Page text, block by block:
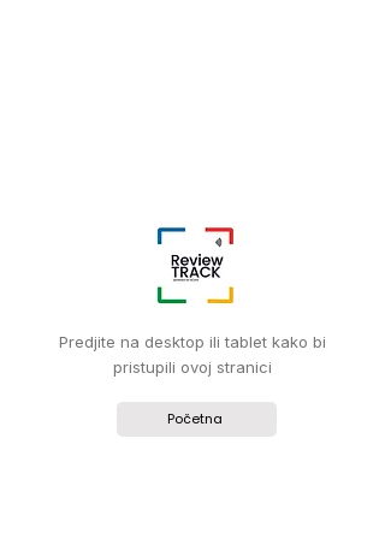
Predjite na desktop ili tablet kako bi
pristupili ovoj stranici
Početna